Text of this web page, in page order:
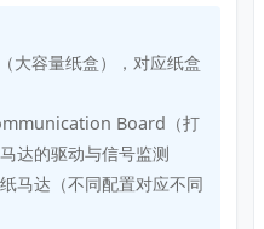
大容量纸盒），对应纸盒
Board（打
达的驱动与信号监测
马达（不同配置对应不同